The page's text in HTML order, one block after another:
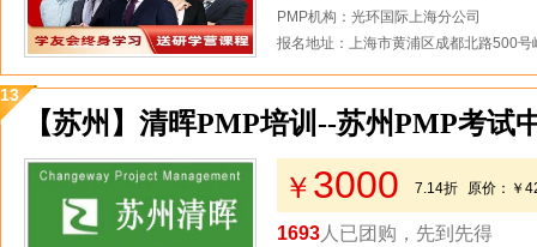
PMP机构：光环国际上海分公司
报名地址：上海市黄浦区成都北路500
13
【苏州】清晖PMP培训--苏州PMP考试
￥ 3000 7.14折 原价： ￥
1693 人已团购，先到先得